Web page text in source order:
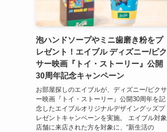
泡ハンドソープやミニ歯磨き粉をプ
レゼント！エイブル ディズニー/ピク
サー映画『トイ・ストーリー』公開
30周年記念キャンペーン
お部屋探しのエイブルが、ディズニー/ピクサ
ー映画『トイ・ストーリー』公開30周年を記
念したエイブルオリジナルデザイングッズプ
レゼントキャンペーンを実施。 エイブル対象
店舗に来店された方を対象に、“新生活の